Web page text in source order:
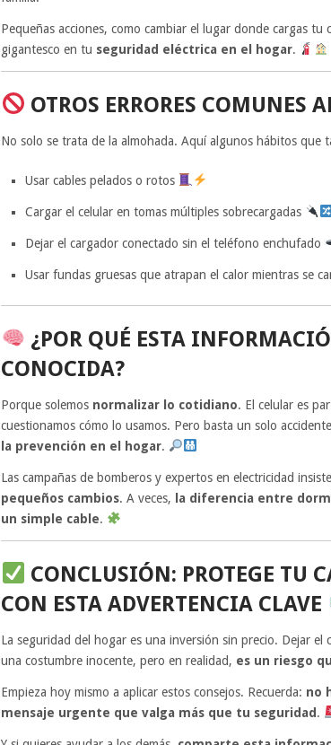
Pequeñas acciones, como cambiar el lugar donde cargas
gigantesco en tu seguridad eléctrica en el hogar.
OTROS ERRORES COMUNES
No solo se trata de la almohada. Aquí algunos hábitos que
Usar cables pelados o rotos
Cargar el celular en tomas múltiples sobrecargadas
Dejar el cargador conectado sin el teléfono enchufado
Usar fundas gruesas que atrapan el calor mientras se
¿POR QUÉ ESTA
CONOCIDA?
Porque solemos normalizar lo cotidiano. El celular es
cuestionamos cómo lo usamos. Pero basta un solo
la prevención en el hogar.
Las campañas de bomberos y expertos en electricidad
pequeños cambios. A veces,
la diferencia entre
un simple cable.
CONCLUSIÓN: PROTEGE TU
CON ESTA ADVERTENCIA CLAVE
La seguridad del hogar es una inversión sin precio. Dejar el
una costumbre inocente, pero en realidad, es un riesgo
Empieza hoy mismo a aplicar estos consejos. Recuerda: no
mensaje urgente que valga más que tu seguridad .